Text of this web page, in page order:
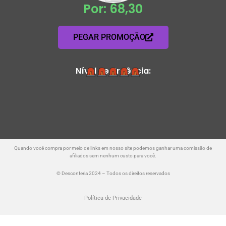
Por: 68,30
PEGAR PROMOÇÃO
Nível de Urgência:
Quando você compra por meio de links em nosso site podemos ganhar uma comissão de
afiliados sem nenhum custo para você.
© Desconteria 2024 – Todos os direitos reservados
Política de Privacidade